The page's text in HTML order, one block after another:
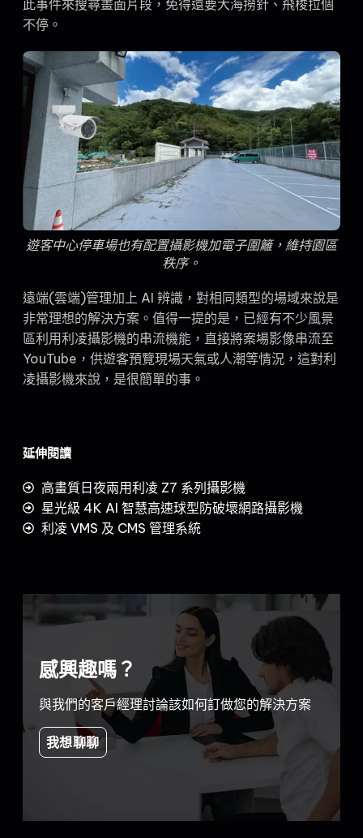
此事件來搜尋畫面片段，免得還要大海撈針、飛梭拉個
不停。
遊客中心停車場也有配置攝影機加電子圍籬，維持園區
秩序。
遠端(雲端)管理加上 AI 辨識，對相同類型的場域來說是
非常理想的解決方案。值得一提的是，已經有不少風景
區利用利凌攝影機的串流機能，直接將案場影像串流至
YouTube，供遊客預覽現場天氣或人潮等情況，這對利
凌攝影機來說，是很簡單的事。
延伸閱讀
高畫質日夜兩用利凌 Z7 系列攝影機
星光級 4K AI 智慧高速球型防破壞網路攝影機
利凌 VMS 及 CMS 管理系統
感興趣嗎？
與我們的客戶經理討論該如何訂做您的解決方案
我想聊聊